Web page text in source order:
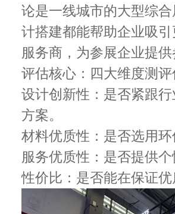
论是一线城市的大型综
计搭建都能帮助企业吸
服务商，为参展企业提
评估核心：四大维度测
设计创新性：是否紧跟
方案。
材料优质性：是否选用
服务优质性：是否提供
性价比：是否能在保证